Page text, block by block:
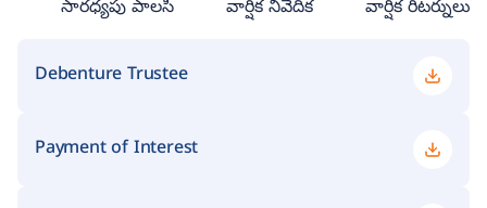
సారధ్యపు పాలసీ వార్షిక నివేదిక వార్షిక రిటర్నులు
Debenture Trustee
Payment of Interest